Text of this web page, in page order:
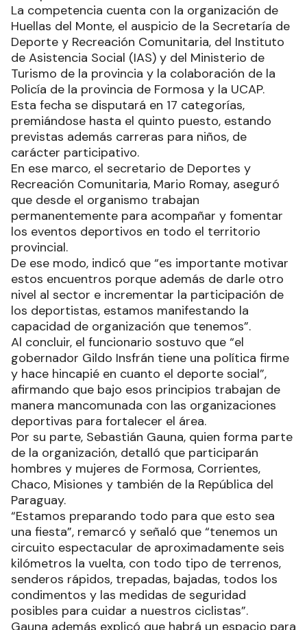
La Reserva de Biosfera Laguna Oca será
escenario del circuito correspondiente a la
tercera fecha del Campeonato Formoseño que
contará con la participarán de aproximadamente
200 ciclistas de Formosa, Corrientes, Chaco,
Misiones y de la República del Paraguay.
Este domingo 14 se llevará a cabo la tercera
fecha del Campeonato Formoseño de MTB que
tendrá lugar en el circuito de la Reserva Biosfera
Laguna Oca. La jornada se iniciará con las
acreditaciones a las 7.30 horas, estando prevista
la largada de la primera manga a las 9.15. La
segunda manga largará a las 11.15 y la premiación
está prevista a las 13.30 horas.
La competencia cuenta con la organización de
Huellas del Monte, el auspicio de la Secretaría de
Deporte y Recreación Comunitaria, del Instituto
de Asistencia Social (IAS) y del Ministerio de
Turismo de la provincia y la colaboración de la
Policía de la provincia de Formosa y la UCAP.
Esta fecha se disputará en 17 categorías,
premiándose hasta el quinto puesto, estando
previstas además carreras para niños, de
carácter participativo.
En ese marco, el secretario de Deportes y
Recreación Comunitaria, Mario Romay, aseguró
que desde el organismo trabajan
permanentemente para acompañar y fomentar
los eventos deportivos en todo el territorio
provincial.
De ese modo, indicó que “es importante motivar
estos encuentros porque además de darle otro
nivel al sector e incrementar la participación de
los deportistas, estamos manifestando la
capacidad de organización que tenemos”.
Al concluir, el funcionario sostuvo que “el
gobernador Gildo Insfrán tiene una política firme
y hace hincapié en cuanto el deporte social”,
afirmando que bajo esos principios trabajan de
manera mancomunada con las organizaciones